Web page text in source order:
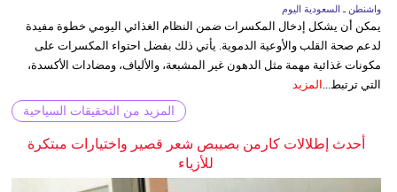
واشنطن ـ السعودية اليوم
يمكن أن يشكل إدخال المكسرات ضمن النظام الغذائي اليومي خطوة مفيدة
لدعم صحة القلب والأوعية الدموية. يأتي ذلك بفضل احتواء المكسرات على
مكونات غذائية مهمة مثل الدهون غير المشبعة، والألياف، ومضادات الأكسدة،
التي ترتبط... المزيد
المزيد من التحقيقات السياحية
أحدث إطلالات كارمن بصيبص شعر قصير واختيارات مبتكرة
للأزياء